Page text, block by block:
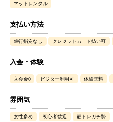
マットレンタル
支払い方法
銀行指定なし クレジットカード払い可
入会・体験
入会金0 ビジター利用可 体験無料
雰囲気
女性多め 初心者歓迎 筋トレガチ勢